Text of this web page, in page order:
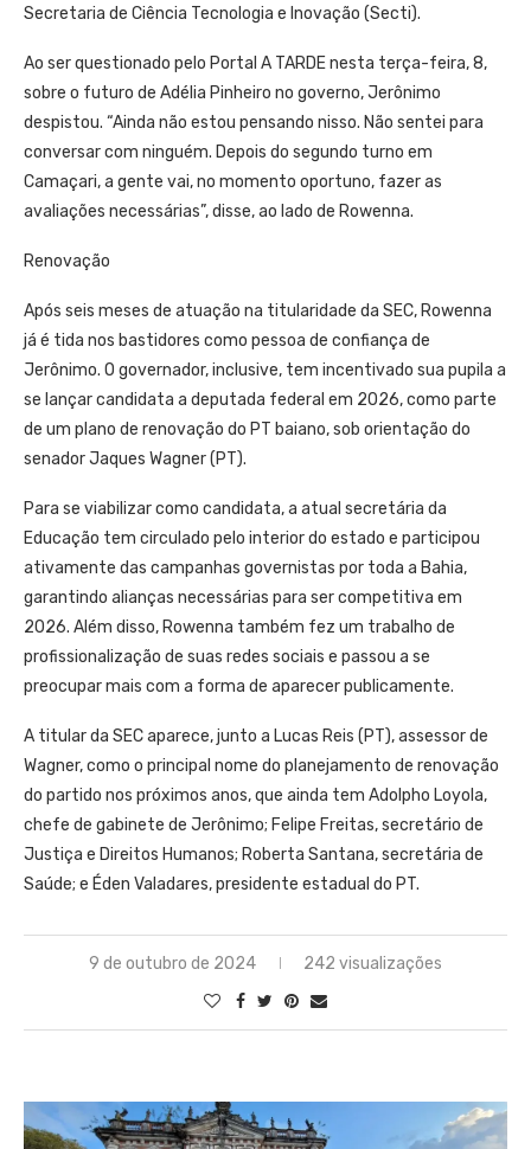
Secretaria de Ciência Tecnologia e Inovação (Secti).
Ao ser questionado pelo Portal A TARDE nesta terça-feira, 8,
sobre o futuro de Adélia Pinheiro no governo, Jerônimo
despistou. “Ainda não estou pensando nisso. Não sentei para
conversar com ninguém. Depois do segundo turno em
Camaçari, a gente vai, no momento oportuno, fazer as
avaliações necessárias”, disse, ao lado de Rowenna.
Renovação
Após seis meses de atuação na titularidade da SEC, Rowenna
já é tida nos bastidores como pessoa de confiança de
Jerônimo. O governador, inclusive, tem incentivado sua pupila a
se lançar candidata a deputada federal em 2026, como parte
de um plano de renovação do PT baiano, sob orientação do
senador Jaques Wagner (PT).
Para se viabilizar como candidata, a atual secretária da
Educação tem circulado pelo interior do estado e participou
ativamente das campanhas governistas por toda a Bahia,
garantindo alianças necessárias para ser competitiva em
2026. Além disso, Rowenna também fez um trabalho de
profissionalização de suas redes sociais e passou a se
preocupar mais com a forma de aparecer publicamente.
A titular da SEC aparece, junto a Lucas Reis (PT), assessor de
Wagner, como o principal nome do planejamento de renovação
do partido nos próximos anos, que ainda tem Adolpho Loyola,
chefe de gabinete de Jerônimo; Felipe Freitas, secretário de
Justiça e Direitos Humanos; Roberta Santana, secretária de
Saúde; e Éden Valadares, presidente estadual do PT.
9 de outubro de 2024 242 visualizações